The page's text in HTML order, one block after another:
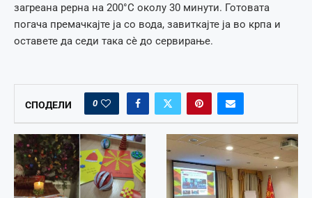
загреана рерна на 200°C околу 30 минути. Готовата
погача премачкајте ја со вода, завиткајте ја во крпа и
оставете да седи така сѐ до сервирање.
СПОДЕЛИ 0